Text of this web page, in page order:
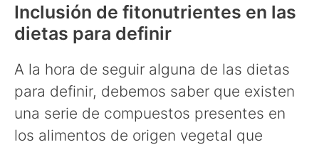
Inclusión de fitonutrientes en las
dietas para definir
A la hora de seguir alguna de las dietas
para definir, debemos saber que existen
una serie de compuestos presentes en
los alimentos de origen vegetal que